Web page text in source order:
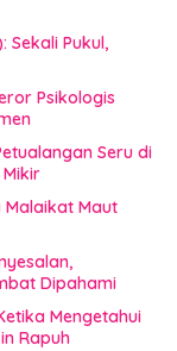
Sekali Pukul,
Psikologis
Seru di
Malaikat Maut
Dipahami
Mengetahui
Rapuh